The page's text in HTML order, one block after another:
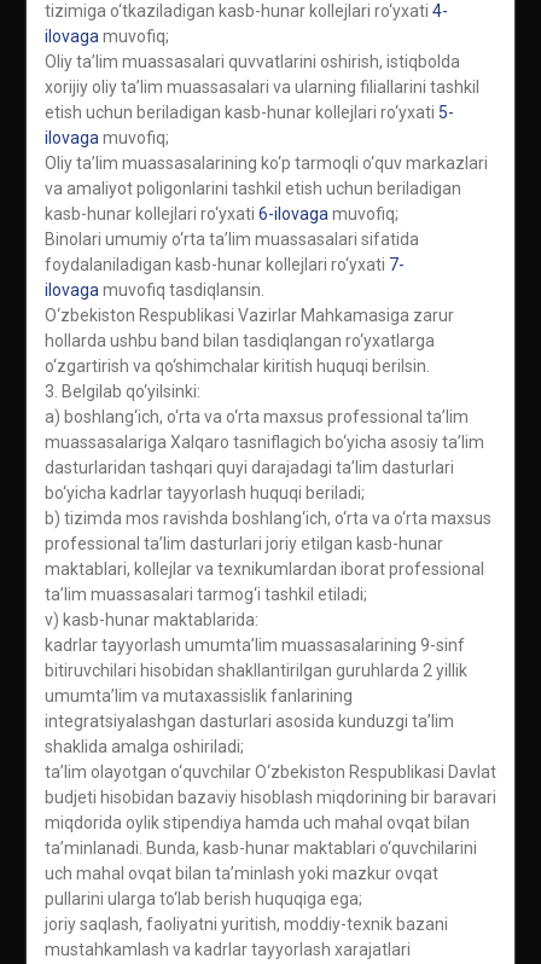
tizimiga o‘tkaziladigan kasb-hunar kollejlari ro‘yxati 4-
ilovaga muvofiq;
Oliy ta’lim muassasalari quvvatlarini oshirish, istiqbolda
xorijiy oliy ta’lim muassasalari va ularning filiallarini tashkil
etish uchun beriladigan kasb-hunar kollejlari ro‘yxati 5-
ilovaga muvofiq;
Oliy ta’lim muassasalarining ko‘p tarmoqli o‘quv markazlari
va amaliyot poligonlarini tashkil etish uchun beriladigan
kasb-hunar kollejlari ro‘yxati 6-ilovaga muvofiq;
Binolari umumiy o‘rta ta’lim muassasalari sifatida
foydalaniladigan kasb-hunar kollejlari ro‘yxati 7-
ilovaga muvofiq tasdiqlansin.
O‘zbekiston Respublikasi Vazirlar Mahkamasiga zarur
hollarda ushbu band bilan tasdiqlangan ro‘yxatlarga
o‘zgartirish va qo‘shimchalar kiritish huquqi berilsin.
3. Belgilab qo‘yilsinki:
a) boshlang‘ich, o‘rta va o‘rta maxsus professional ta’lim
muassasalariga Xalqaro tasniflagich bo‘yicha asosiy ta’lim
dasturlaridan tashqari quyi darajadagi ta’lim dasturlari
bo‘yicha kadrlar tayyorlash huquqi beriladi;
b) tizimda mos ravishda boshlang‘ich, o‘rta va o‘rta maxsus
professional ta’lim dasturlari joriy etilgan kasb-hunar
maktablari, kollejlar va texnikumlardan iborat professional
ta’lim muassasalari tarmog‘i tashkil etiladi;
v) kasb-hunar maktablarida:
kadrlar tayyorlash umumta’lim muassasalarining 9-sinf
bitiruvchilari hisobidan shakllantirilgan guruhlarda 2 yillik
umumta’lim va mutaxassislik fanlarining
integratsiyalashgan dasturlari asosida kunduzgi ta’lim
shaklida amalga oshiriladi;
ta’lim olayotgan o‘quvchilar O‘zbekiston Respublikasi Davlat
budjeti hisobidan bazaviy hisoblash miqdorining bir baravari
miqdorida oylik stipendiya hamda uch mahal ovqat bilan
ta’minlanadi. Bunda, kasb-hunar maktablari o‘quvchilarini
uch mahal ovqat bilan ta’minlash yoki mazkur ovqat
pullarini ularga to‘lab berish huquqiga ega;
joriy saqlash, faoliyatni yuritish, moddiy-texnik bazani
mustahkamlash va kadrlar tayyorlash xarajatlari